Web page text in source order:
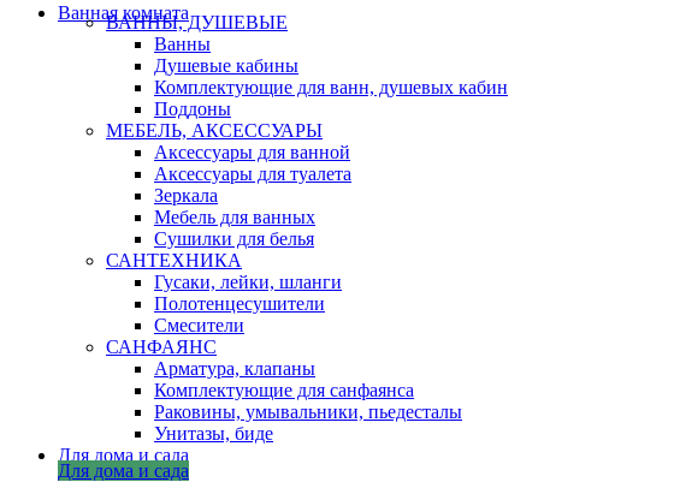
Ванная комната
ВАННЫ, ДУШЕВЫЕ
Ванны
Душевые кабины
Комплектующие для ванн, душевых кабин
Поддоны
МЕБЕЛЬ, АКСЕССУАРЫ
Аксессуары для ванной
Аксессуары для туалета
Зеркала
Мебель для ванных
Сушилки для белья
САНТЕХНИКА
Гусаки, лейки, шланги
Полотенцесушители
Смесители
САНФАЯНС
Арматура, клапаны
Комплектующие для санфаянса
Раковины, умывальники, пьедесталы
Унитазы, биде
Для дома и сада
Для дома и сада